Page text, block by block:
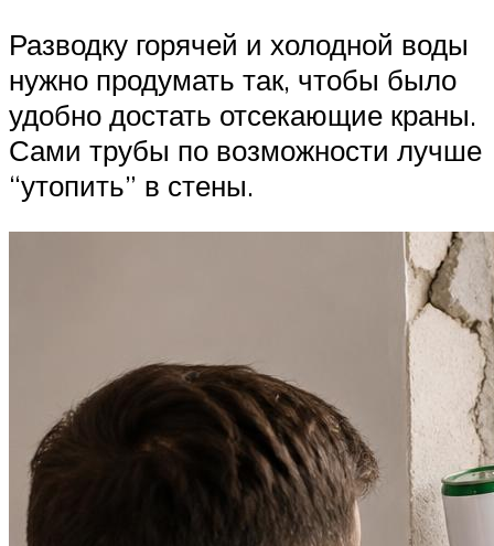
Разводку горячей и холодной воды
нужно продумать так, чтобы было
удобно достать отсекающие краны.
Сами трубы по возможности лучше
“утопить” в стены.